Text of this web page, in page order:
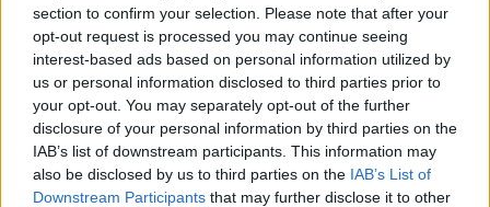
section to confirm your selection. Please note that after your
opt-out request is processed you may continue seeing
interest-based ads based on personal information utilized by
us or personal information disclosed to third parties prior to
your opt-out. You may separately opt-out of the further
disclosure of your personal information by third parties on the
IAB’s list of downstream participants. This information may
also be disclosed by us to third parties on the IAB’s List of
Downstream Participants that may further disclose it to other
ΟΑΚΑ)https://maps.app.goo.gl/
27 ΙΟΥΝΙΟΥ 2026
Κλείστε έγκαιρα το εισιτήριο σας:
https://www.ticketservices.gr/event/foreigner/?
lang=el